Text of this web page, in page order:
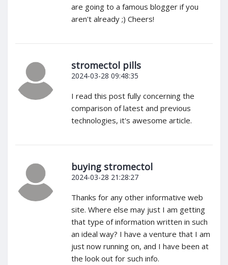
are going to a famous blogger if you
aren't already ;) Cheers!
stromectol pills
2024-03-28 09:48:35
I read this post fully concerning the
comparison of latest and previous
technologies, it's awesome article.
buying stromectol
2024-03-28 21:28:27
Thanks for any other informative web
site. Where else may just I am getting
that type of information written in such
an ideal way? I have a venture that I am
just now running on, and I have been at
the look out for such info.